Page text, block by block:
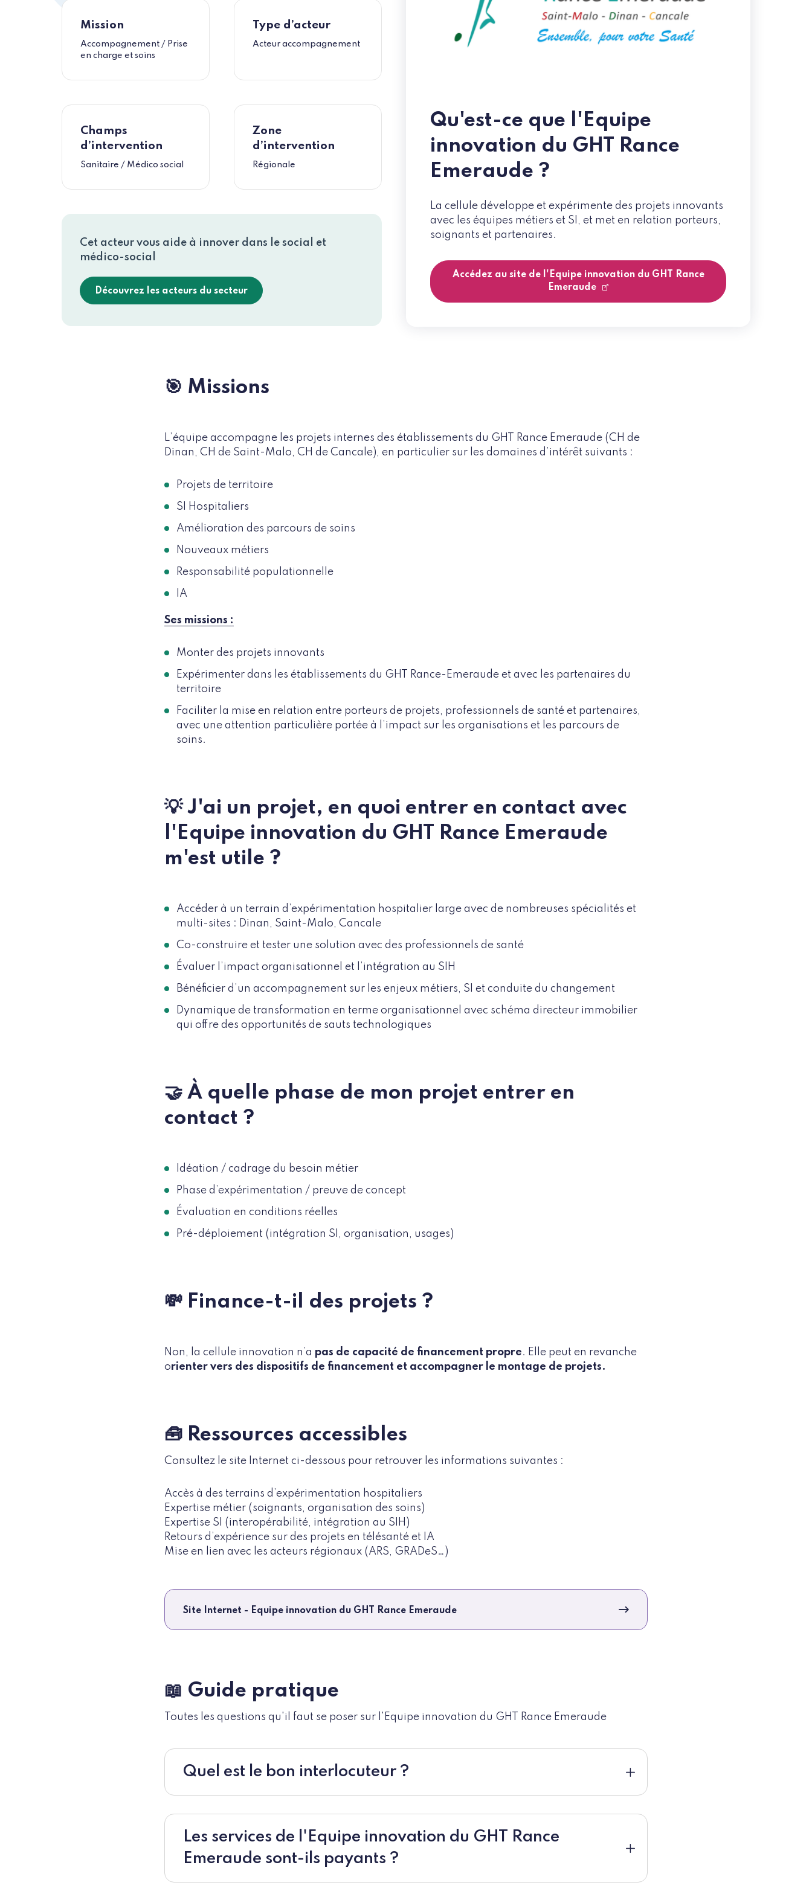
Mission
Accompagnement / Prise
en charge et soins
Type d’acteur
Acteur accompagnement
Champs
d’intervention
Sanitaire / Médico social
Zone
d’intervention
Régionale
Cet acteur vous aide à innover dans le social et
médico-social
Découvrez les acteurs du secteur
Qu'est-ce que l'Equipe
innovation du GHT Rance
Emeraude ?
La cellule développe et expérimente des projets innovants
avec les équipes métiers et SI, et met en relation porteurs,
soignants et partenaires.
Accédez au site de l'Equipe innovation du GHT Rance
Emeraude
🎯 Missions
L’équipe accompagne les projets internes des établissements du GHT Rance Emeraude (CH de
Dinan, CH de Saint-Malo, CH de Cancale), en particulier sur les domaines d’intérêt suivants :
Projets de territoire
SI Hospitaliers
Amélioration des parcours de soins
Nouveaux métiers
Responsabilité populationnelle
IA
Ses missions :
Monter des projets innovants
Expérimenter dans les établissements du GHT Rance-Emeraude et avec les partenaires du
territoire
Faciliter la mise en relation entre porteurs de projets, professionnels de santé et partenaires,
avec une attention particulière portée à l’impact sur les organisations et les parcours de
soins.
💡 J'ai un projet, en quoi entrer en contact avec
l'Equipe innovation du GHT Rance Emeraude
m'est utile ?
Accéder à un terrain d’expérimentation hospitalier large avec de nombreuses spécialités et
multi-sites : Dinan, Saint-Malo, Cancale
Co-construire et tester une solution avec des professionnels de santé
Évaluer l’impact organisationnel et l’intégration au SIH
Bénéficier d’un accompagnement sur les enjeux métiers, SI et conduite du changement
Dynamique de transformation en terme organisationnel avec schéma directeur immobilier
qui offre des opportunités de sauts technologiques
🤝 À quelle phase de mon projet entrer en
contact ?
Idéation / cadrage du besoin métier
Phase d’expérimentation / preuve de concept
Évaluation en conditions réelles
Pré-déploiement (intégration SI, organisation, usages)
💸 Finance-t-il des projets ?
Non, la cellule innovation n’a pas de capacité de financement propre. Elle peut en revanche
orienter vers des dispositifs de financement et accompagner le montage de projets.
🧰 Ressources accessibles
Consultez le site Internet ci-dessous pour retrouver les informations suivantes :
Accès à des terrains d’expérimentation hospitaliers
Expertise métier (soignants, organisation des soins)
Expertise SI (interopérabilité, intégration au SIH)
Retours d’expérience sur des projets en télésanté et IA
Mise en lien avec les acteurs régionaux (ARS, GRADeS…)
Site Internet - Equipe innovation du GHT Rance Emeraude
📖 Guide pratique
Toutes les questions qu'il faut se poser sur l'Equipe innovation du GHT Rance Emeraude
Quel est le bon interlocuteur ?
Les services de l'Equipe innovation du GHT Rance
Emeraude sont-ils payants ?